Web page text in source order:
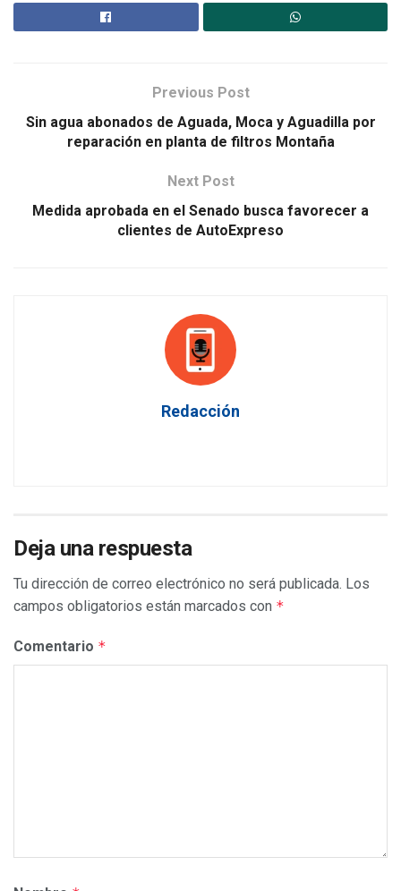
Previous Post
Sin agua abonados de Aguada, Moca y Aguadilla por
reparación en planta de filtros Montaña
Next Post
Medida aprobada en el Senado busca favorecer a
clientes de AutoExpreso
Redacción
Deja una respuesta
Tu dirección de correo electrónico no será publicada. Los
campos obligatorios están marcados con *
Comentario *